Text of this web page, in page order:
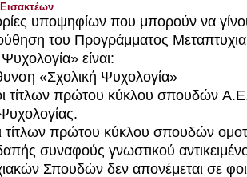
υποψηφίων που μπορούν να
του Προγράμματος
είναι:
«Σχολική Ψυχολογία»
τίτλων πρώτου κύκλου σπουδών
τίτλων πρώτου κύκλου σπουδών
συναφούς γνωστικού
Σπουδών δεν απονέμεται σε